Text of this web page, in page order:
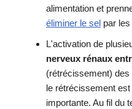
alimentation et
éliminer le sel par
L'activation de
nerveux rénaux
(rétrécissement)
le rétrécissement
importante. Au fil du